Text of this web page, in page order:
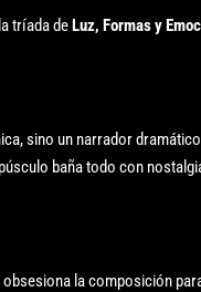
tríada deLuz, Formas y
sino un narrador
baña todo con
la composición